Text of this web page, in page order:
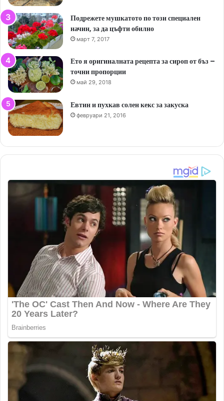
Подрежете мушкатото по този специален
начин, за да цъфти обилно
март 7, 2017
Ето я оригиналната рецепта за сироп от бъз –
точни пропорции
май 29, 2018
Евтин и пухкав солен кекс за закуска
февруари 21, 2016